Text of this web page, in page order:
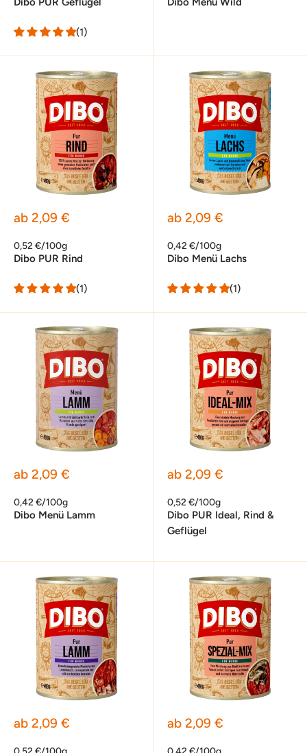
(1)
Sonderpreis
ab 2,09 €
0,52 €/100g
Dibo PUR Rind
(1)
Sonderpreis
ab 2,09 €
0,42 €/100g
Dibo Menü Lachs
(1)
Sonderpreis
ab 2,09 €
0,42 €/100g
Dibo Menü Lamm
Sonderpreis
ab 2,09 €
0,52 €/100g
Dibo PUR Ideal, Rind &
Geflügel
Sonderpreis
ab 2,09 € Sonderpreis
ab 2,09 €